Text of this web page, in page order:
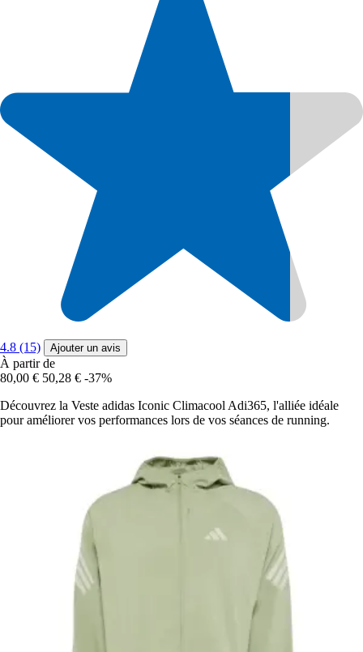
4.8 (15) Ajouter un avis
À partir de
80,00 € 50,28 € -37%
Découvrez la Veste adidas Iconic Climacool Adi365, l'alliée idéale
pour améliorer vos performances lors de vos séances de running.